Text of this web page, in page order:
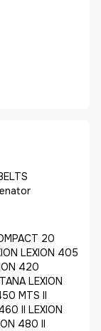
20
LEXION 405
420
LEXION
MTS II
II LEXION
480 II